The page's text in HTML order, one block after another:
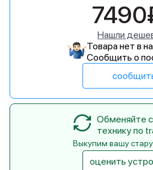
Нашли
Товара нет в
Сообщить о
Обменяйте
технику по
Выкупим вашу
оценить